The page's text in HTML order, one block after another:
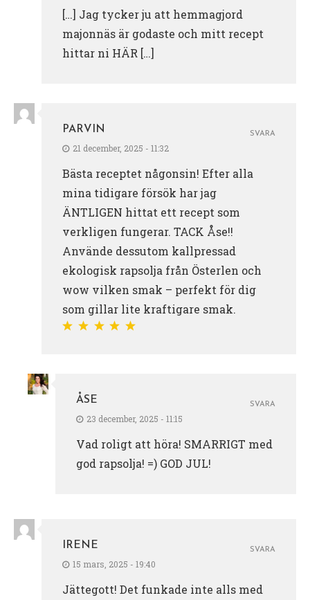
[…] Jag tycker ju att hemmagjord
majonnäs är godaste och mitt recept
hittar ni HÄR […]
PARVIN
21 december, 2025 - 11:32
Bästa receptet någonsin! Efter alla
mina tidigare försök har jag
ÄNTLIGEN hittat ett recept som
verkligen fungerar. TACK Åse!!
Använde dessutom kallpressad
ekologisk rapsolja från Österlen och
wow vilken smak – perfekt för dig
som gillar lite kraftigare smak.
SVARA
ÅSE
23 december, 2025 - 11:15
Vad roligt att höra! SMARRIGT med
god rapsolja! =) GOD JUL!
SVARA
IRENE
15 mars, 2025 - 19:40
Jättegott! Det funkade inte alls med
SVARA